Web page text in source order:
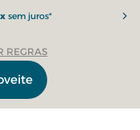
sem juros*
REGRAS